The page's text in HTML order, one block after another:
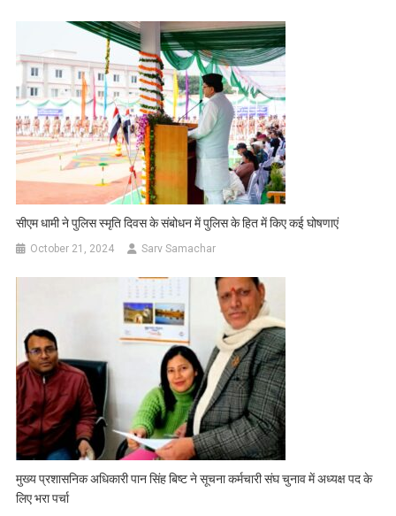
सीएम धामी ने पुलिस स्मृति दिवस के संबोधन में पुलिस के हित में किए कई घोषणाएं
October 21, 2024 Sarv Samachar
मुख्य प्रशासनिक अधिकारी पान सिंह बिष्ट ने सूचना कर्मचारी संघ चुनाव में अध्यक्ष पद के
लिए भरा पर्चा